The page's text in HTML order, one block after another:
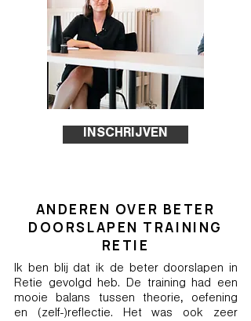
INSCHRIJVEN
ANDEREN OVER BETER
DOORSLAPEN TRAINING
RETIE
Ik ben blij dat ik de beter doorslapen in
Retie gevolgd heb. De training had een
mooie balans tussen theorie, oefening
en (zelf-)reflectie. Het was ook zeer